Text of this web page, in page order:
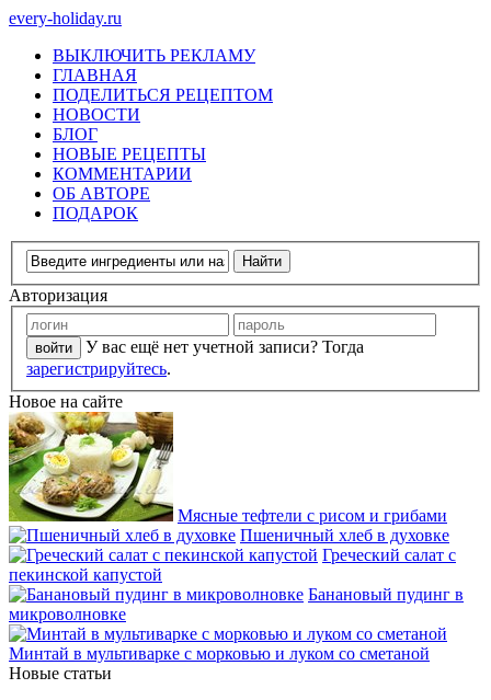
every-holiday.ru
ВЫКЛЮЧИТЬ РЕКЛАМУ
ГЛАВНАЯ
ПОДЕЛИТЬСЯ РЕЦЕПТОМ
НОВОСТИ
БЛОГ
НОВЫЕ РЕЦЕПТЫ
КОММЕНТАРИИ
ОБ АВТОРЕ
ПОДАРОК
Авторизация
У вас ещё нет учетной записи? Тогда
зарегистрируйтесь.
Новое на сайте
Мясные тефтели с рисом и грибами
Пшеничный хлеб в духовке
Греческий салат с
пекинской капустой
Банановый пудинг в
микроволновке
Минтай в мультиварке с морковью и луком со сметаной
Новые статьи